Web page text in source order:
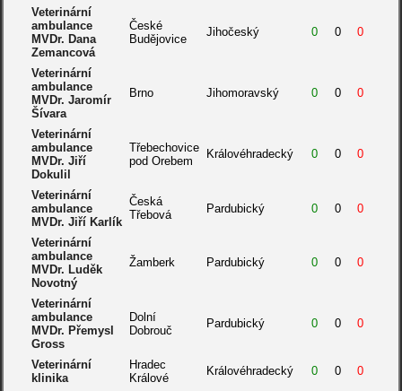
Veterinární
ambulance
MVDr. Dana
Zemancová
České
Budějovice
Jihočeský 0 0 0
Veterinární
ambulance
MVDr. Jaromír
Šívara
Brno Jihomoravský 0 0 0
Veterinární
ambulance
MVDr. Jiří
Dokulil
Třebechovice
pod Orebem
Královéhradecký 0 0 0
Veterinární
ambulance
MVDr. Jiří Karlík
Česká
Třebová
Pardubický 0 0 0
Veterinární
ambulance
MVDr. Luděk
Novotný
Žamberk Pardubický 0 0 0
Veterinární
ambulance
MVDr. Přemysl
Gross
Dolní
Dobrouč
Pardubický 0 0 0
Veterinární
klinika
Hradec
Králové
Královéhradecký 0 0 0